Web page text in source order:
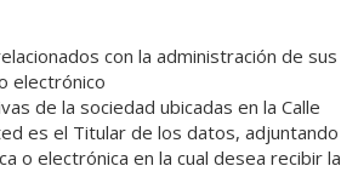
con la administración de sus
electrónico
de la sociedad ubicadas en la Calle
es el Titular de los datos, adjuntando
o electrónica en la cual desea recibir la